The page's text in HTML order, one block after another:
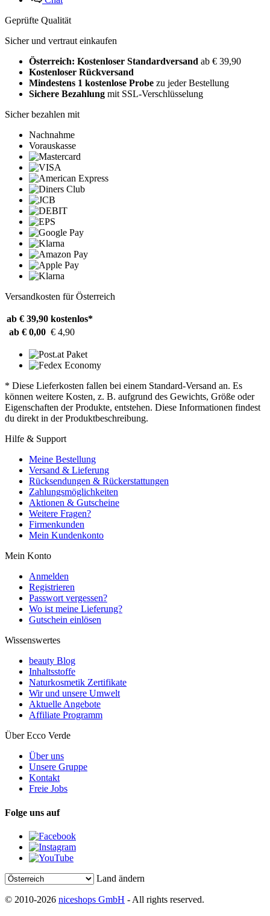
Geprüfte Qualität
Sicher und vertraut einkaufen
Österreich: Kostenloser Standardversand ab € 39,90
Kostenloser Rückversand
Mindestens 1 kostenlose Probe zu jeder Bestellung
Sichere Bezahlung mit SSL-Verschlüsselung
Sicher bezahlen mit
Nachnahme
Vorauskasse
Versandkosten für Österreich
ab € 39,90 kostenlos*
ab € 0,00 € 4,90
* Diese Lieferkosten fallen bei einem Standard-Versand an. Es
können weitere Kosten, z. B. aufgrund des Gewichts, Größe oder
Eigenschaften der Produkte, entstehen. Diese Informationen findest
du direkt in der Produktbeschreibung.
Hilfe & Support
Meine Bestellung
Versand & Lieferung
Rücksendungen & Rückerstattungen
Zahlungsmöglichkeiten
Aktionen & Gutscheine
Weitere Fragen?
Firmenkunden
Mein Kundenkonto
Mein Konto
Anmelden
Registrieren
Passwort vergessen?
Wo ist meine Lieferung?
Gutschein einlösen
Wissenswertes
beauty Blog
Inhaltsstoffe
Naturkosmetik Zertifikate
Wir und unsere Umwelt
Aktuelle Angebote
Affiliate Programm
Über Ecco Verde
Über uns
Unsere Gruppe
Kontakt
Freie Jobs
Folge uns auf
Land ändern
© 2010-2026 niceshops GmbH - All rights reserved.